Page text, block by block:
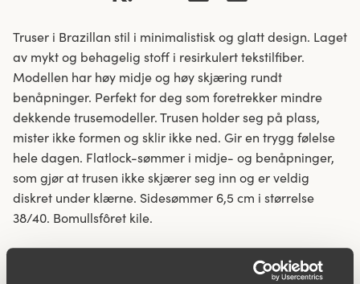
Truser i Brazillan stil i minimalistisk og glatt design. Laget
av mykt og behagelig stoff i resirkulert tekstilfiber.
Modellen har høy midje og høy skjæring rundt
benåpninger. Perfekt for deg som foretrekker mindre
dekkende trusemodeller. Trusen holder seg på plass,
mister ikke formen og sklir ikke ned. Gir en trygg følelse
hele dagen. Flatlock-sømmer i midje- og benåpninger,
som gjør at trusen ikke skjærer seg inn og er veldig
diskret under klærne. Sidesømmer 6,5 cm i størrelse
38/40. Bomullsfôret kile.